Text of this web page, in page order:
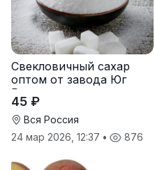
Свекловичный сахар
оптом от завода Юг
Руси
45 ₽
Вся Россия
24 мар 2026, 12:37 • 876